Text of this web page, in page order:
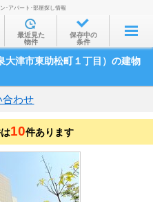
探す
線・駅から
相場から
通学時間から
特集から
産会社から
･アパート･部屋探し情報
最近見た
物件
保存中の
条件
津市東助松町１丁目）の建物
合わせ
10件あります